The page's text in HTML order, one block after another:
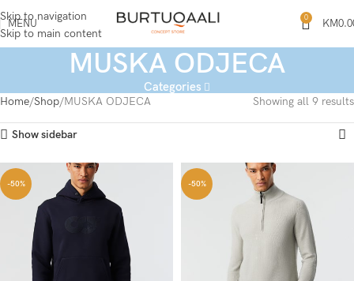
Skip to navigation
Skip to main content
MENU 0 KM
MUSKA ODJECA
Categories
Home Shop MUSKA ODJECA Showing all 9 results
Show sidebar
-50% -50%